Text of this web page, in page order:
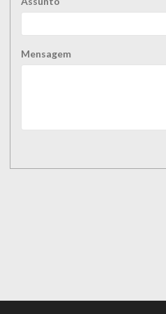
Mensagem